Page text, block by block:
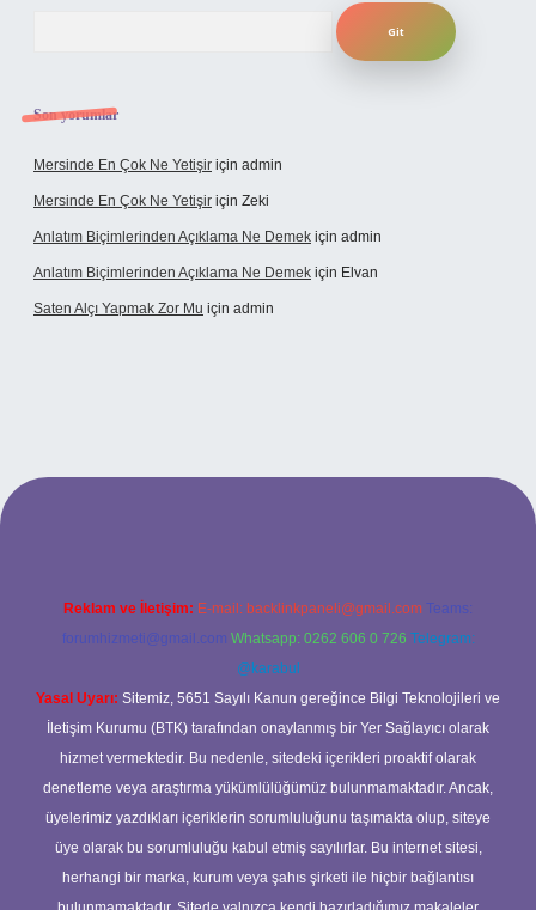
Son yorumlar
Mersinde En Çok Ne Yetişir için admin
Mersinde En Çok Ne Yetişir için Zeki
Anlatım Biçimlerinden Açıklama Ne Demek için admin
Anlatım Biçimlerinden Açıklama Ne Demek için Elvan
Saten Alçı Yapmak Zor Mu için admin
Reklam ve İletişim: E-mail: backlinkpaneli@gmail.com Teams:
forumhizmeti@gmail.com Whatsapp: 0262 606 0 726 Telegram:
@karabul
Yasal Uyarı: Sitemiz, 5651 Sayılı Kanun gereğince Bilgi Teknolojileri ve
İletişim Kurumu (BTK) tarafından onaylanmış bir Yer Sağlayıcı olarak
hizmet vermektedir. Bu nedenle, sitedeki içerikleri proaktif olarak
denetleme veya araştırma yükümlülüğümüz bulunmamaktadır. Ancak,
üyelerimiz yazdıkları içeriklerin sorumluluğunu taşımakta olup, siteye
üye olarak bu sorumluluğu kabul etmiş sayılırlar. Bu internet sitesi,
herhangi bir marka, kurum veya şahıs şirketi ile hiçbir bağlantısı